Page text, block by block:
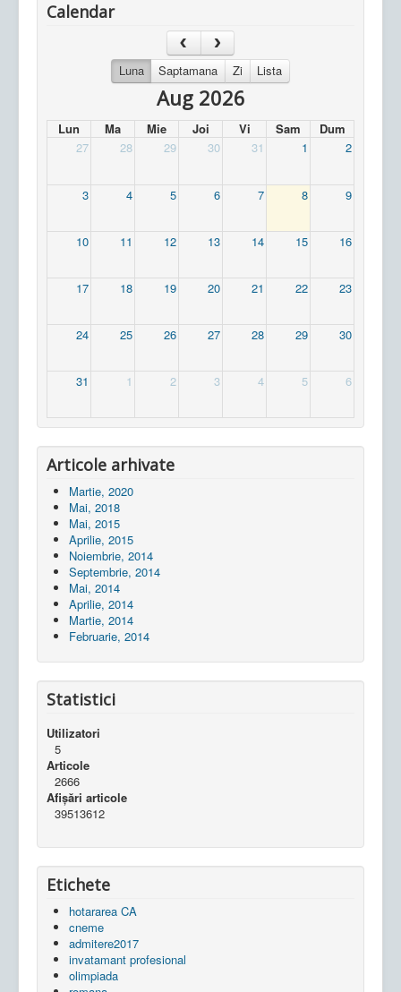
Calendar
Luna Saptamana Zi Lista
Aug 2026
Lun Ma Mie Joi Vi Sam
Dum
27
28 29 30 31 1 2
3 4 5 6 7 8 9
10 11 12 13 14 15 16
17 18 19 20 21 22 23
24 25 26 27 28 29 30
31 1 2 3 4 5 6
Articole arhivate
Martie, 2020
Mai, 2018
Mai, 2015
Aprilie, 2015
Noiembrie, 2014
Septembrie, 2014
Mai, 2014
Aprilie, 2014
Martie, 2014
Februarie, 2014
Statistici
Utilizatori
5
Articole
2666
Afișări articole
39513612
Etichete
hotararea CA
cneme
admitere2017
invatamant profesional
olimpiada